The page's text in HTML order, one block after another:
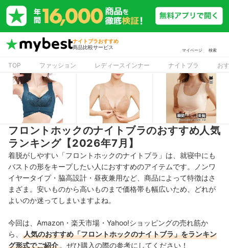
ナイトブラおすすめ
商品比較サービス
マイページ 検索
TOP ファッション レディースインナー ナイトブラ お
フロントホックのナイトブラのおすすめ人気
ランキング【2026年7月】
着脱がしやすい「フロントホックのナイトブラ」は、就寝中にも
バストの形をキープしたい人におすすめのアイテムです。
ノンワ
イヤータイプ・脇高設計・昼夜兼用など、商品によって特徴はさ
まざま。安いものから高いものまで価格帯も幅広いため、
どれが
よいのか迷ってしまいますよね。
今回は、Amazon・楽天市場・Yahoo!ショッピングの売れ筋か
ら、
人気のおすすめ「フロントホックのナイトブラ」をランキン
グ形式でご紹介 。ぜひ購入の際の参考にしてください！